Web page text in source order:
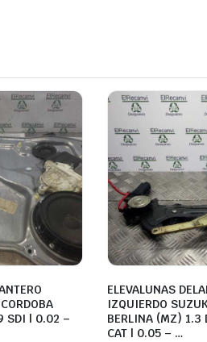
SDI | 0.02 –
ELEVALUNAS
IZQUIERDO
BERLINA (MZ) 1.3
CAT | 0.05 – …